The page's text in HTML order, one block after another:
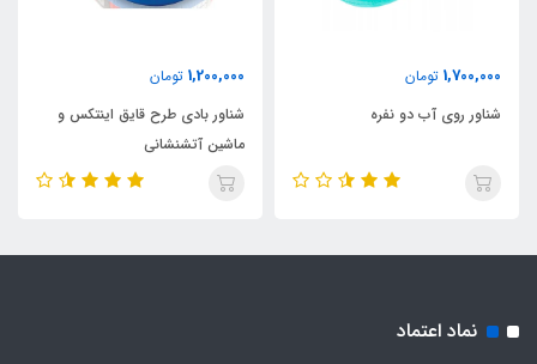
1,700,000 تومان
شناور روی آب دو نفره
1,200,000 تومان
شناور بادی طرح قایق اینتکس و
ماشین آتشنشانی
نماد اعتماد